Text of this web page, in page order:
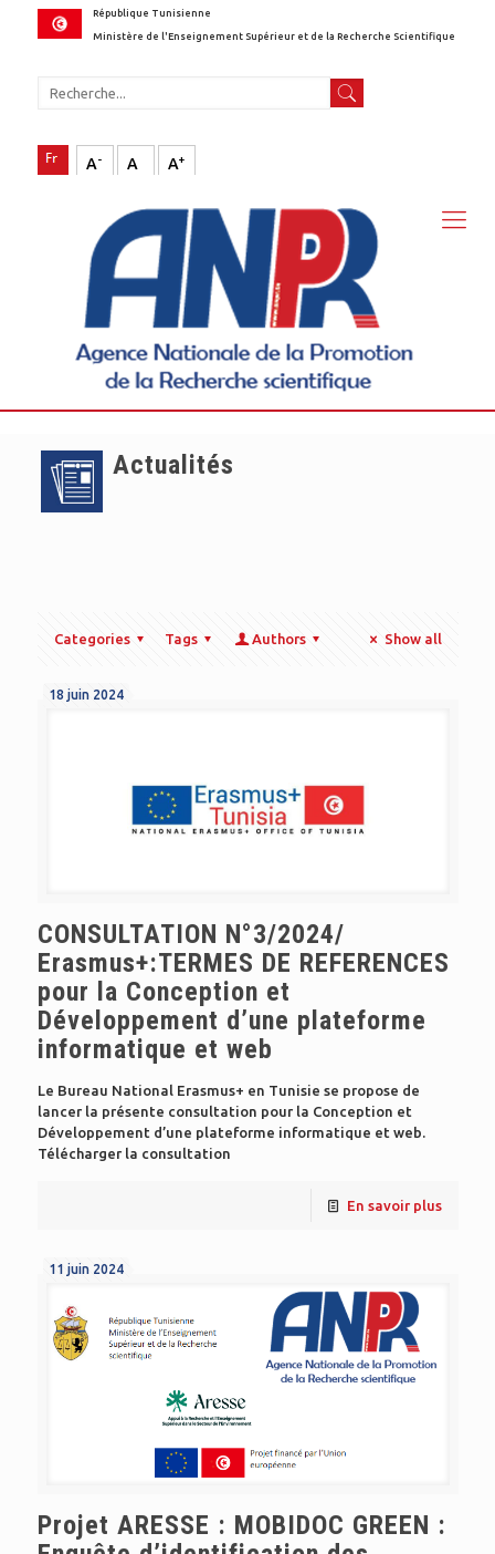
République Tunisienne
Ministère de l'Enseignement Supérieur et de la Recherche Scientifique
A- A A+
Actualités
Categories Tags Authors Show all
18 juin 2024
CONSULTATION N°3/2024/
Erasmus+:TERMES DE REFERENCES
pour la Conception et
Développement d’une plateforme
informatique et web
Le Bureau National Erasmus+ en Tunisie se propose de
lancer la présente consultation pour la Conception et
Développement d’une plateforme informatique et web.
Télécharger la consultation
En savoir plus
11 juin 2024
Projet ARESSE : MOBIDOC GREEN :